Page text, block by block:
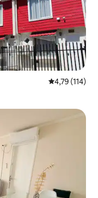
4,79 de uma
4,79 (114)